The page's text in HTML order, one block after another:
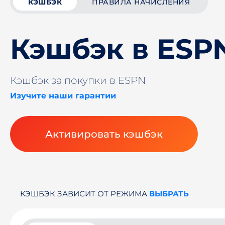
КЭШБЭК ПРАВИЛА НАЧИСЛЕНИЯ
Кэшбэк в
Кэшбэк за покупки в ESPN
Изучите наши гарантии
Активировать кэшбэк
КЭШБЭК ЗАВИСИТ ОТ РЕЖИМА ВЫБРАТЬ